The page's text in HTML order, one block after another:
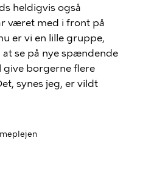
heldigvis også
været med i front på
er vi en lille gruppe,
se på nye spændende
give borgerne flere
synes jeg, er vildt